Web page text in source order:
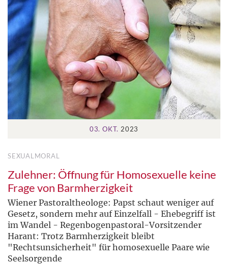
03. OKT. 2023
SEXUALMORAL
Zulehner: Öffnung für Homosexuelle keine
Frage von Barmherzigkeit
Wiener Pastoraltheologe: Papst schaut weniger auf
Gesetz, sondern mehr auf Einzelfall - Ehebegriff ist
im Wandel - Regenbogenpastoral-Vorsitzender
Harant: Trotz Barmherzigkeit bleibt
"Rechtsunsicherheit" für homosexuelle Paare wie
Seelsorgende